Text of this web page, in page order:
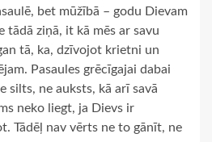
bet mūžībā – godu Dievam
tādā ziņā, it kā mēs ar savu
tā, ka, dzīvojot krietni un
Pasaules grēcīgajai dabai
silts, ne auksts, kā arī savā
neko liegt, ja Dievs ir
Tādēļ nav vērts ne to gānīt, ne